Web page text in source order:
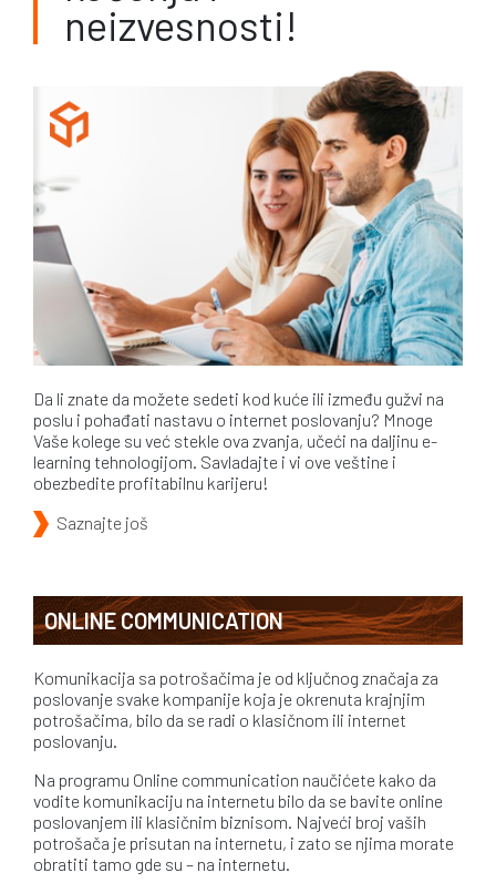
neizvesnosti!
Da li znate da možete sedeti kod kuće ili između gužvi na
poslu i pohađati nastavu o internet poslovanju? Mnoge
Vaše kolege su već stekle ova zvanja, učeći na daljinu e-
learning tehnologijom. Savladajte i vi ove veštine i
obezbedite profitabilnu karijeru!
Saznajte još
ONLINE COMMUNICATION
Komunikacija sa potrošačima je od ključnog značaja za
poslovanje svake kompanije koja je okrenuta krajnjim
potrošačima, bilo da se radi o klasičnom ili internet
poslovanju.
Na programu Online communication naučićete kako da
vodite komunikaciju na internetu bilo da se bavite online
poslovanjem ili klasičnim biznisom. Najveći broj vaših
potrošača je prisutan na internetu, i zato se njima morate
obratiti tamo gde su – na internetu.